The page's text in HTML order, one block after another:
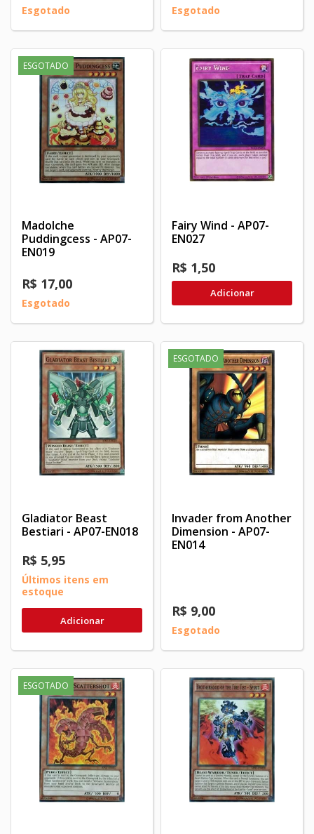
Esgotado Esgotado
ESGOTADO
Madolche
Puddingcess - AP07-
EN019
R$ 17,00
Esgotado
Fairy Wind - AP07-
EN027
R$ 1,50
Adicionar
Gladiator Beast
Bestiari - AP07-EN018
R$ 5,95
Últimos itens em
estoque
Adicionar
ESGOTADO
Invader from Another
Dimension - AP07-
EN014
R$ 9,00
Esgotado
ESGOTADO